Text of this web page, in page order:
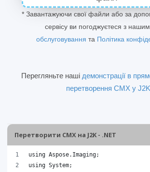
* Завантажуючи свої файли або за
сервісу ви погоджуєтеся з нашим
обслуговування та Політика
Перегляньте наші демонстрації в
перетворення CMX у J2K
Перетворити CMX на J2K - .NET